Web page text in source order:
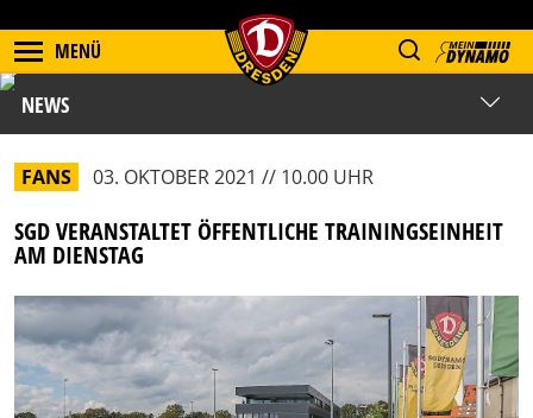
MENÜ
NEWS
FANS 03. OKTOBER 2021 // 10.00 UHR
SGD VERANSTALTET ÖFFENTLICHE TRAININGSEINHEIT
AM DIENSTAG